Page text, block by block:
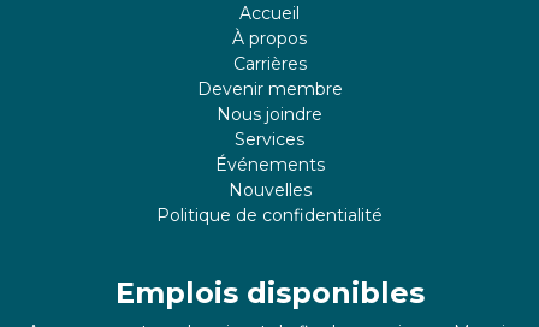
Accueil
À propos
Carrières
Devenir membre
Nous joindre
Services
Événements
Nouvelles
Politique de confidentialité
Emplois disponibles